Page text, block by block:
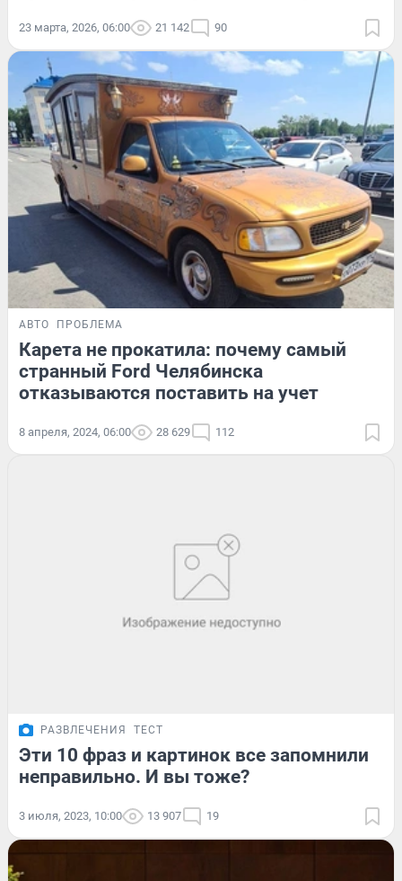
23 марта, 2026, 06:00 21 142 90
АВТО ПРОБЛЕМА
Карета не прокатила: почему самый
странный Ford Челябинска
отказываются поставить на учет
8 апреля, 2024, 06:00 28 629 112
РАЗВЛЕЧЕНИЯ ТЕСТ
Эти 10 фраз и картинок все запомнили
неправильно. И вы тоже?
3 июля, 2023, 10:00 13 907 19